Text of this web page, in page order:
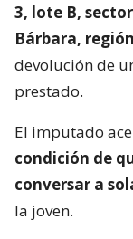
3, lote B,
Bárbara,
devolución de
prestado.
El imputado
condición de
conversar a
la joven.